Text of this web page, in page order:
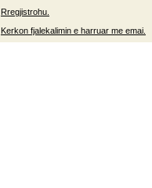
Rregjistrohu.
Kerkon fjalekalimin e harruar me emai.